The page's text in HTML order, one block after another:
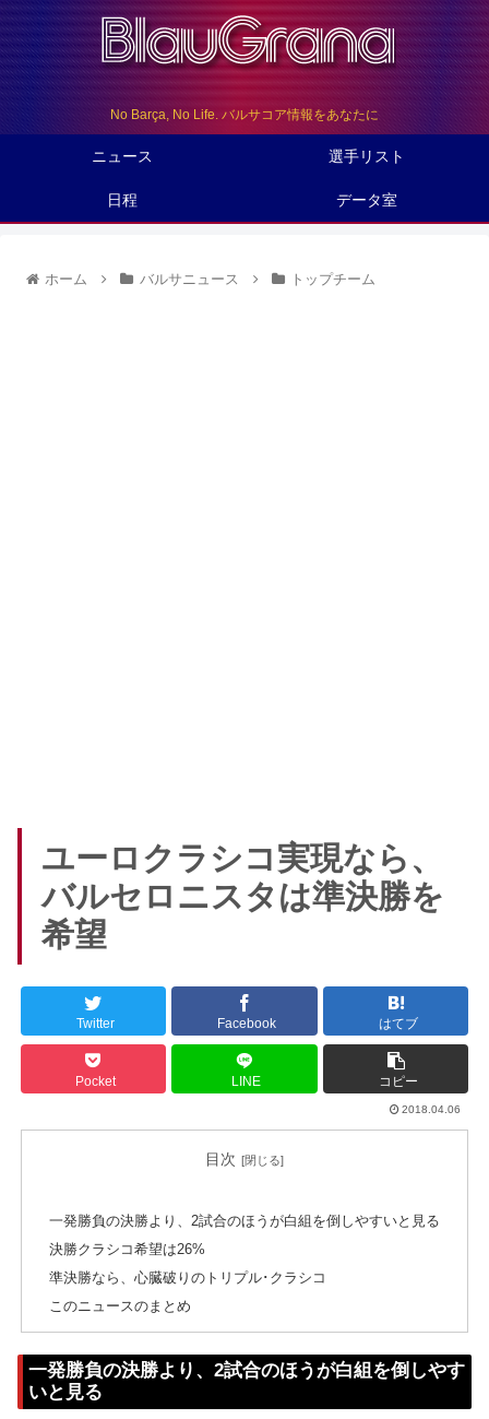
No Barça, No Life. バルサコア情報をあなたに
ニュース 選手リスト
日程 データ室
ホーム バルサニュース トップチーム
ユーロクラシコ実現なら、
バルセロニスタは準決勝を
希望
Twitter Facebook はてブ
Pocket LINE コピー
2018.04.06
目次
一発勝負の決勝より、2試合のほうが白組を倒しやすいと見る
決勝クラシコ希望は26%
準決勝なら、心臓破りのトリプル･クラシコ
このニュースのまとめ
一発勝負の決勝より、2試合のほうが白組を倒しやす
いと見る